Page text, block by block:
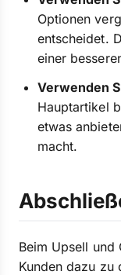
Optionen
entscheidet.
einer
Verwenden
Hauptartikel
etwas
macht.
Beim Upsell und
Kunden dazu zu